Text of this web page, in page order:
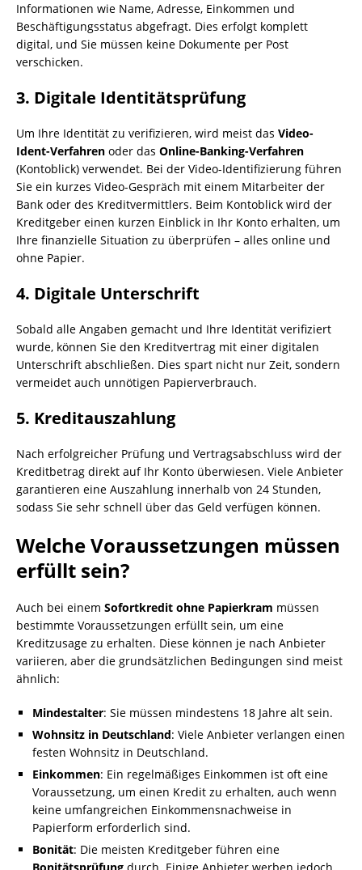
Informationen wie Name, Adresse, Einkommen und
Beschäftigungsstatus abgefragt. Dies erfolgt komplett
digital, und Sie müssen keine Dokumente per Post
verschicken.
3. Digitale Identitätsprüfung
Um Ihre Identität zu verifizieren, wird meist das Video-
Ident-Verfahren oder das Online-Banking-Verfahren
(Kontoblick) verwendet. Bei der Video-Identifizierung führen
Sie ein kurzes Video-Gespräch mit einem Mitarbeiter der
Bank oder des Kreditvermittlers. Beim Kontoblick wird der
Kreditgeber einen kurzen Einblick in Ihr Konto erhalten, um
Ihre finanzielle Situation zu überprüfen – alles online und
ohne Papier.
4. Digitale Unterschrift
Sobald alle Angaben gemacht und Ihre Identität verifiziert
wurde, können Sie den Kreditvertrag mit einer digitalen
Unterschrift abschließen. Dies spart nicht nur Zeit, sondern
vermeidet auch unnötigen Papierverbrauch.
5. Kreditauszahlung
Nach erfolgreicher Prüfung und Vertragsabschluss wird der
Kreditbetrag direkt auf Ihr Konto überwiesen. Viele Anbieter
garantieren eine Auszahlung innerhalb von 24 Stunden,
sodass Sie sehr schnell über das Geld verfügen können.
Welche Voraussetzungen müssen
erfüllt sein?
Auch bei einem Sofortkredit ohne Papierkram müssen
bestimmte Voraussetzungen erfüllt sein, um eine
Kreditzusage zu erhalten. Diese können je nach Anbieter
variieren, aber die grundsätzlichen Bedingungen sind meist
ähnlich:
Mindestalter: Sie müssen mindestens 18 Jahre alt sein.
Wohnsitz in Deutschland: Viele Anbieter verlangen einen
festen Wohnsitz in Deutschland.
Einkommen: Ein regelmäßiges Einkommen ist oft eine
Voraussetzung, um einen Kredit zu erhalten, auch wenn
keine umfangreichen Einkommensnachweise in
Papierform erforderlich sind.
Bonität: Die meisten Kreditgeber führen eine